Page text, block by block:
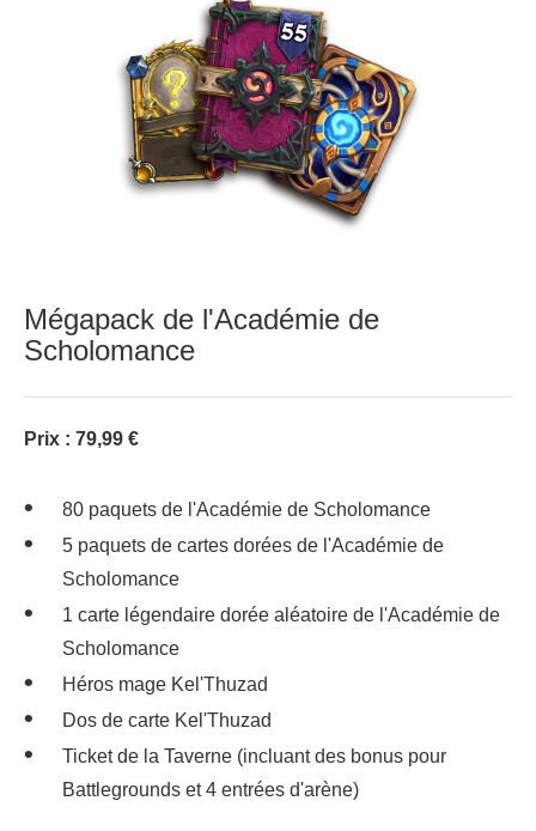
Mégapack de l'Académie de
Scholomance
Prix : 79,99 €
80 paquets de l'Académie de Scholomance
5 paquets de cartes dorées de l'Académie de
Scholomance
1 carte légendaire dorée aléatoire de l'Académie de
Scholomance
Héros mage Kel'Thuzad
Dos de carte Kel'Thuzad
Ticket de la Taverne (incluant des bonus pour
Battlegrounds et 4 entrées d'arène)